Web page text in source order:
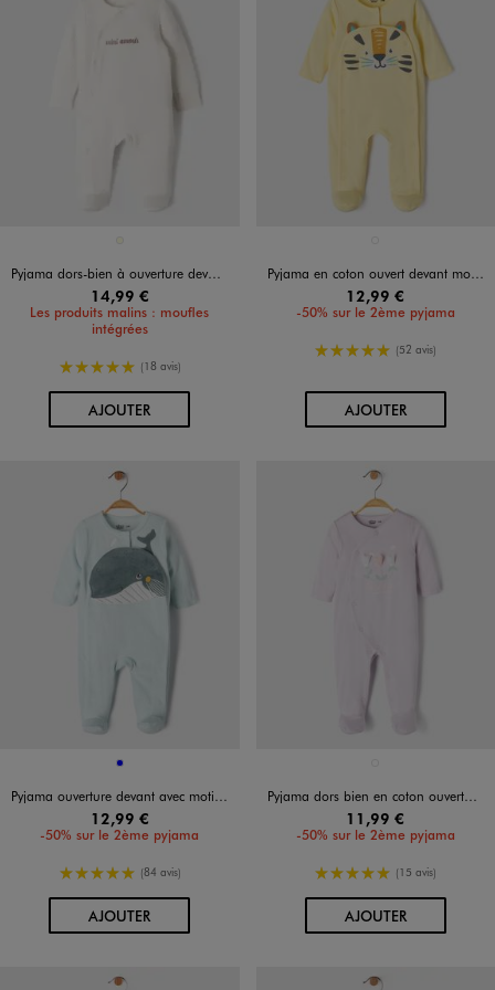
Pyjama dors-bien à ouverture devant avec moufles intégrées bébé
14,99 €
Les produits malins : moufles
intégrées
5/5 de moyenne
(18 avis)
AJOUTERAU PANIER
Pyjama en coton ouvert devant motif félin bébé garçon
12,99 €
-50% sur le 2ème pyjama
5/5 de moyenne
(52 avis)
AJOUTERAU PANIER
Disponible en 1 coloris
BLEU
Pyjama ouverture devant avec motif baleine bébé
12,99 €
-50% sur le 2ème pyjama
5/5 de moyenne
(84 avis)
AJOUTERAU PANIER
Pyjama dors bien en coton ouverture devant bébé
11,99 €
-50% sur le 2ème pyjama
5/5 de moyenne
(15 avis)
AJOUTERAU PANIER